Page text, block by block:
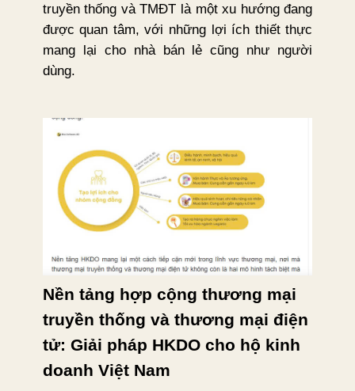
truyền thống và TMĐT là một xu hướng đang
được quan tâm, với những lợi ích thiết thực
mang lại cho nhà bán lẻ cũng như người
dùng.
Nền tảng hợp cộng thương mại
truyền thống và thương mại điện
tử: Giải pháp HKDO cho hộ kinh
doanh Việt Nam